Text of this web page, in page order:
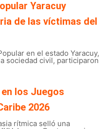
Yaracuy
de las víctimas del
en el estado Yaracuy,
sociedad civil, participaron
los Juegos
2026
rítmica selló una